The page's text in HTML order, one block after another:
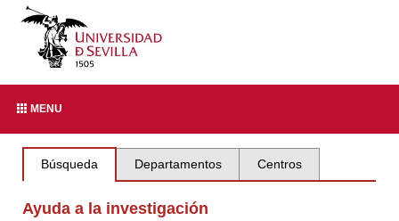
MENU
Búsqueda Departamentos Centros
Ayuda a la investigación